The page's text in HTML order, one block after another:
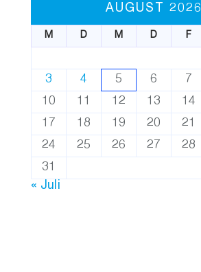
AUGUST 2026
M D M D F
3
4 5 6 7
10
11 12 13 14
17
18 19 20 21
24
25 26 27 28
31
« Juli